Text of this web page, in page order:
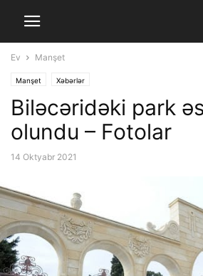
Ev Manşet
Manşet Xəbərlər
Biləcəridəki park
olundu – Fotolar
14 Oktyabr 2021